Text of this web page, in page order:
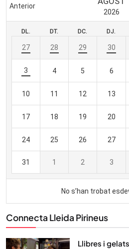
Connecta Lleida Pirineus
Llibres i